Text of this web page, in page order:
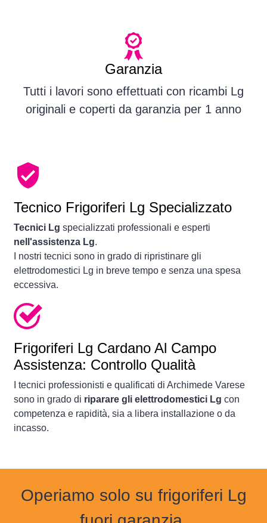
Garanzia
Tutti i lavori sono effettuati con ricambi Lg
originali e coperti da garanzia per 1 anno
Tecnico Frigoriferi Lg Specializzato
Tecnici Lg specializzati professionali e esperti
nell'assistenza Lg.
I nostri tecnici sono in grado di ripristinare gli
elettrodomestici Lg in breve tempo e senza una spesa
eccessiva.
Frigoriferi Lg Cardano Al Campo
Assistenza: Controllo Qualità
I tecnici professionisti e qualificati di Archimede Varese
sono in grado di riparare gli elettrodomestici Lg con
competenza e rapidità, sia a libera installazione o da
incasso.
Operiamo solo su frigoriferi Lg